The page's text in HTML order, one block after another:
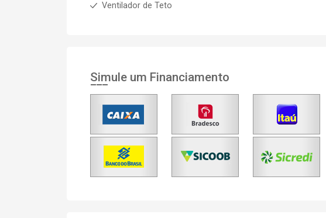
Ventilador de Teto
Simule um Financiamento